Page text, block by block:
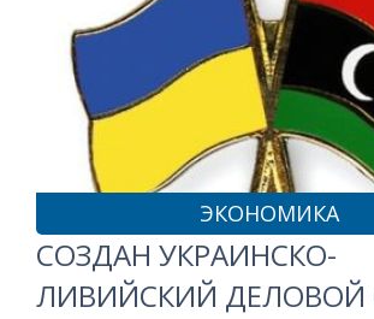
ЭКОНОМИКА
СОЗДАН УКРАИНСКО-
ЛИВИЙСКИЙ ДЕЛОВОЙ